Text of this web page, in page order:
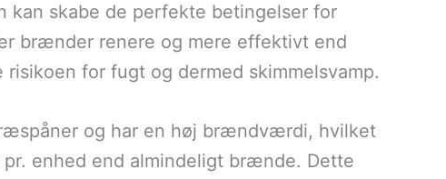
kan skabe de perfekte betingelser for
brænder renere og mere effektivt end
for fugt og dermed skimmelsvamp.
og har en høj brændværdi, hvilket
enhed end almindeligt brænde. Dette